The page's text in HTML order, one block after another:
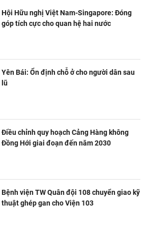
Hội Hữu nghị Việt Nam-Singapore: Đóng
góp tích cực cho quan hệ hai nước
Yên Bái: Ổn định chỗ ở cho người dân sau
lũ
Điều chỉnh quy hoạch Cảng Hàng không
Đồng Hới giai đoạn đến năm 2030
Bệnh viện TW Quân đội 108 chuyển giao kỹ
thuật ghép gan cho Viện 103